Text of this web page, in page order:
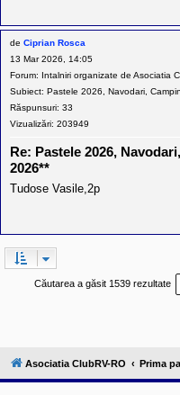
de Ciprian Rosca
13 Mar 2026, 14:05
Forum:
Intalniri organizate de Asociatia
Subiect: Pastele 2026, Navodari,
Răspunsuri: 33
Vizualizări: 203949
Re: Pastele 2026,
2026**
Tudose Vasile,2p
Căutarea a găsit 1539 rezultate
Asociatia ClubRV-RO Prima